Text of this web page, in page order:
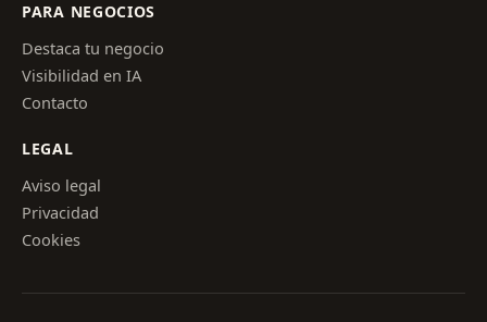
PARA NEGOCIOS
Destaca tu negocio
Visibilidad en IA
Contacto
LEGAL
Aviso legal
Privacidad
Cookies